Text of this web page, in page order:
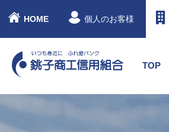
HOME 個人のお客様
TOP